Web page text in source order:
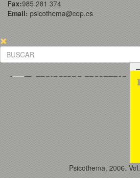
Fax:985 281 374
Email: psicothema@cop.es
Psicothema, 2006. Vol.